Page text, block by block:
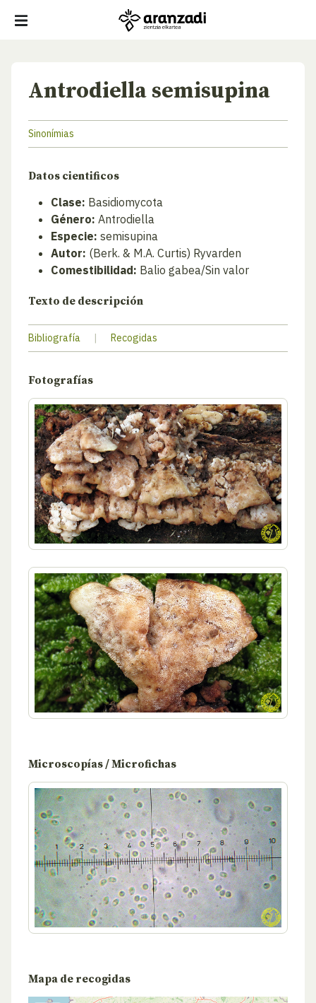
Antrodiella semisupina
Sinonímias
Datos cientificos
Clase: Basidiomycota
Género: Antrodiella
Especie: semisupina
Autor: (Berk. & M.A. Curtis) Ryvarden
Comestibilidad: Balio gabea/Sin valor
Texto de descripción
Bibliografía | Recogidas
Fotografías
Microscopías / Microfichas
Mapa de recogidas